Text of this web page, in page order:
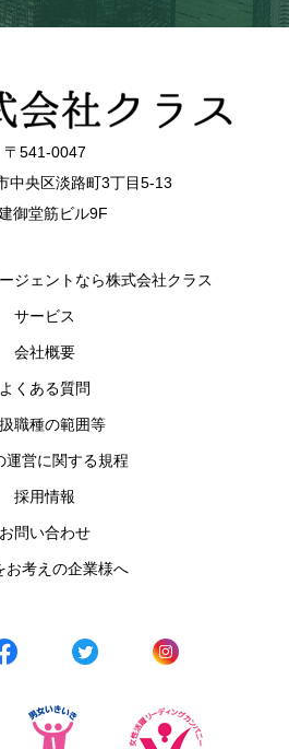
〒541-0047
中央区淡路町3丁目5-13
御堂筋ビル9F
ジェントなら株式会社クラス
サービス
会社概要
よくある質問
職種の範囲等
運営に関する規程
採用情報
お問い合わせ
お考えの企業様へ